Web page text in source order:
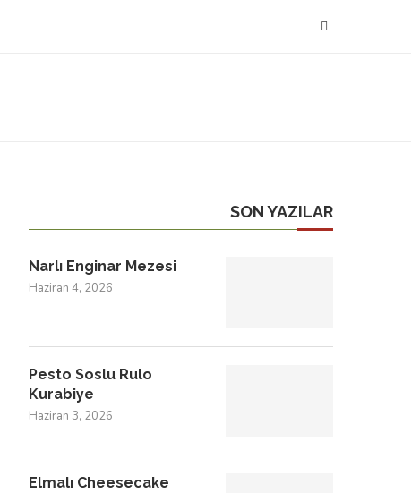
SON YAZILAR
Narlı Enginar Mezesi
Haziran 4, 2026
Pesto Soslu Rulo
Kurabiye
Haziran 3, 2026
Elmalı Cheesecake